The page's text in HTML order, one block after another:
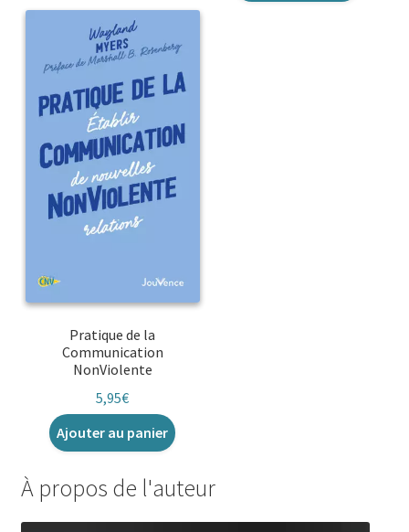
Pratique de la
Communication
NonViolente
5,95€
Ajouter au panier
À propos de l'auteur